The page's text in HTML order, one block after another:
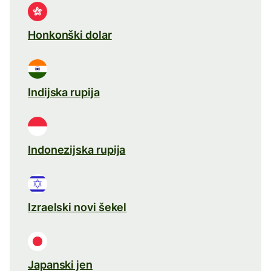
Honkonški dolar
Indijska rupija
Indonezijska rupija
Izraelski novi šekel
Japanski jen